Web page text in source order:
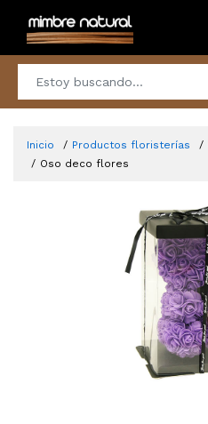
Inicio Productos floristerías
Oso deco flores